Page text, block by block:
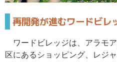
再開発が進むワードビレ
ワードビレッジは、アラモ
区にあるショッピング、レジ